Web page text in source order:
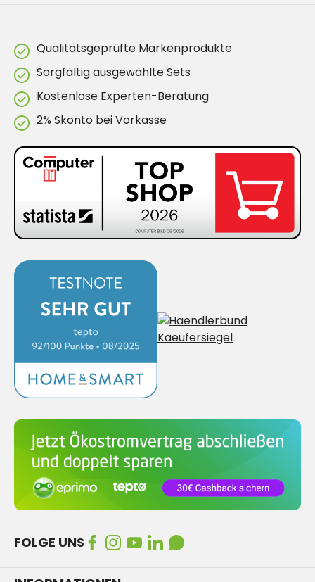
Qualitätsgeprüfte Markenprodukte
Sorgfältig ausgewählte Sets
Kostenlose Experten-Beratung
2% Skonto bei Vorkasse
FOLGE UNS